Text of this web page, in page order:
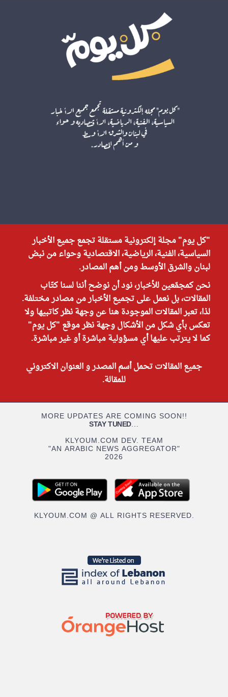
"كل يوم" مجلة إلكترونية مستقلة تجمع جميع الأخبار
السياسية، الفنية، الرياضية، الاقتصادية وحواء من نبض
لبنان والشرق الأوسط ومن أهم المصادر.
نحن كمجمّعين للأخبار، نود أن نوضح أننا لسنا كتّاب
المقالات، بل نعمل على تجميع الأخبار من مصادر مختلفة.
لذا، تعبر المقالات الموجودة هنا عن وجهة نظر كاتبيها ولا
تعكس بأي شكل من الأشكال وجهة نظر موقع "كل يوم"
كما لا يترتب عليها أي مسؤولية مباشرة أو غير مباشرة.
جميع المقالات تحمل أسم المصدر و العنوان الاكتروني
للمقالة.
MORE UPDATES ARE COMING SOON!!
STAY TUNED...
KLYOUM.COM DEV. TEAM
"AN ARABIC NEWS AGGREGATOR"
2026
KLYOUM.COM @ ALL RIGHTS RESERVED.